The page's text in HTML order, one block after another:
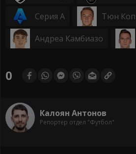
Серия А Тюн
Андреа Камбиазо
0
Калоян Антонов
Репортер отдел "Футбол"